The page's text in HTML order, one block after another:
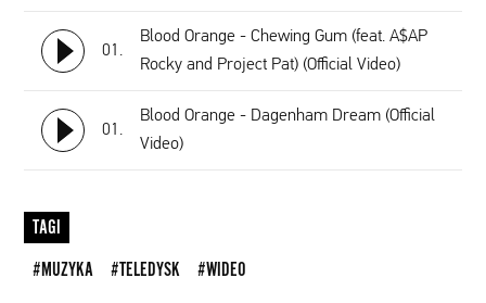
01.
Blood Orange - Chewing Gum (feat. A$AP
Rocky and Project Pat) (Official Video)
01.
Blood Orange - Dagenham Dream (Official
Video)
TAGI
#MUZYKA #TELEDYSK #WIDEO